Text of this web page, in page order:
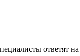
ответят